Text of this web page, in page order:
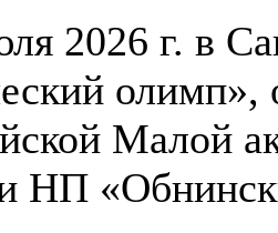
2026 г. в
олимп»,
Малой
НП